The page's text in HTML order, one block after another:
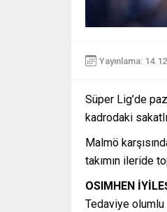
Yayınlama:
Süper Lig’de
kadrodaki
Malmö
takımın ileride
OSIMHEN
Tedaviye olumlu